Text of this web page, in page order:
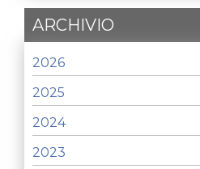
ARCHIVIO
2026
2025
2024
2023